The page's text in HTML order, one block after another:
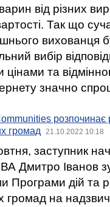
від різних
Так що
вихованця
вибір
цінами та
значно
розпочинає
громад
21.10.2022 10:18
заступник
Дмитро Іванов
Програми дій та
громад на